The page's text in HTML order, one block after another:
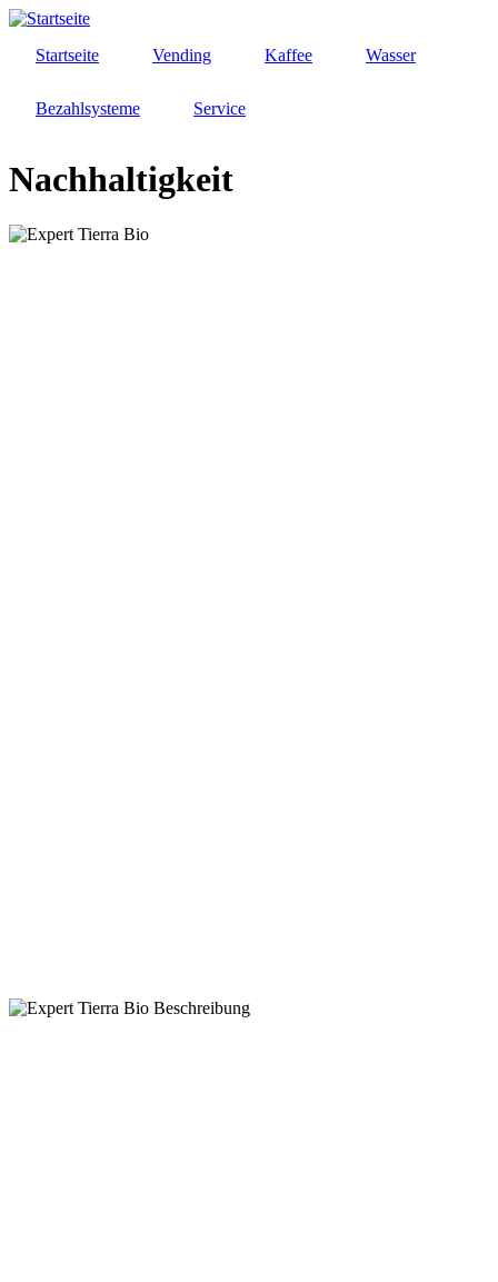
Direkt
InhaltStartseite Vending Kaffee Wasser
Bezahlsysteme Service
Nachhaltigkeit